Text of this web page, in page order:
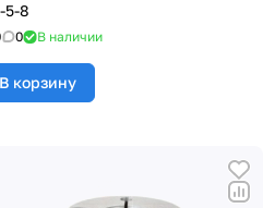
5-8
0 В наличии
В корзину